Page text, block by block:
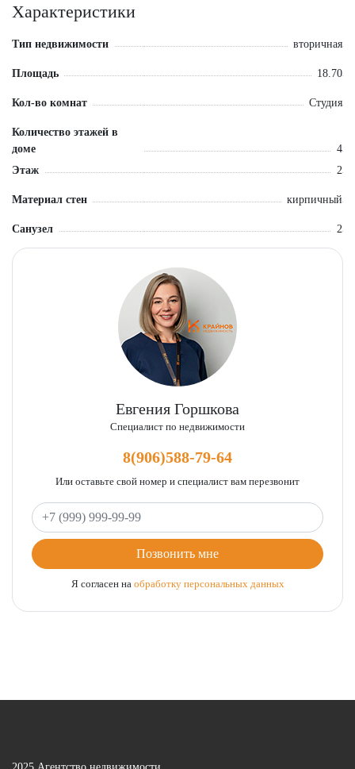
Характеристики
Тип недвижимости вторичная
Площадь 18.70
Кол-во комнат Студия
Количество этажей в
доме
4
Этаж
2
Материал стен кирпичный
Санузел 2
Евгения Горшкова
Специалист по недвижимости
8(906)588-79-64
Или оставьте свой номер и специалист вам перезвонит
Позвонить мне
Я согласен на обработку персональных данных